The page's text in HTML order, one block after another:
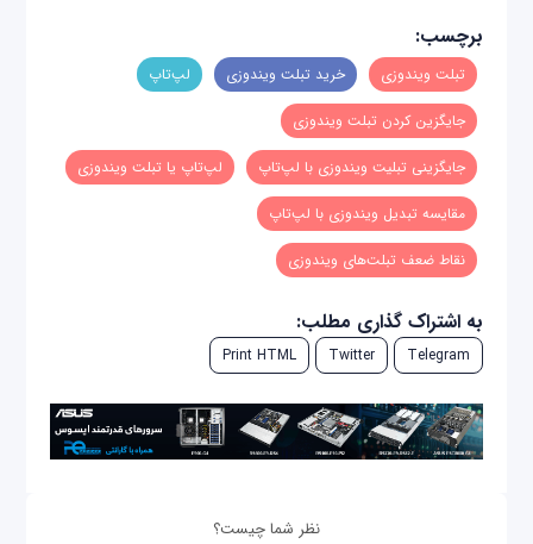
برچسب:
تبلت ویندوزی خرید تبلت ویندوزی لپ‌تاپ
جایگزین کردن تبلت ویندوزی
جایگزینی تبلیت ویندوزی با لپ‌تاپ لپ‌تاپ یا تبلت ویندوزی
مقایسه تبدیل ویندوزی با لپ‌تاپ
نقاط ضعف تبلت‌های ویندوزی
به اشتراک گذاری مطلب:
Telegram
Twitter
Print HTML
نظر شما چیست؟